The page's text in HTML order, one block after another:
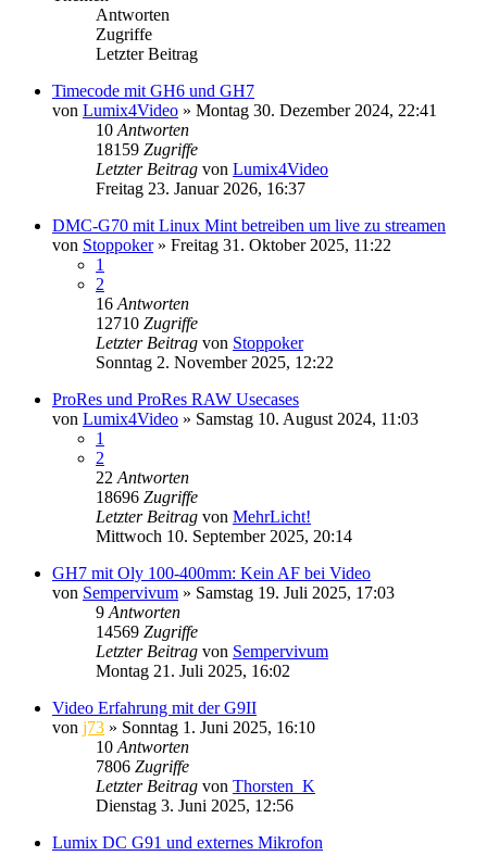
Antworten
Zugriffe
Letzter Beitrag
Timecode mit GH6 und GH7
von Lumix4Video » Montag 30. Dezember 2024, 22:41
10 Antworten
18159 Zugriffe
Letzter Beitrag von Lumix4Video
Freitag 23. Januar 2026, 16:37
DMC-G70 mit Linux Mint betreiben um live zu streamen
von Stoppoker» Freitag 31. Oktober 2025, 11:22
1
2
16 Antworten
12710 Zugriffe
Letzter Beitrag von Stoppoker
Sonntag 2. November 2025, 12:22
ProRes und ProRes RAW Usecases
von Lumix4Video » Samstag 10. August 2024, 11:03
1
2
22 Antworten
18696 Zugriffe
Letzter Beitrag von MehrLicht!
Mittwoch 10. September 2025, 20:14
GH7 mit Oly 100-400mm: Kein AF bei Video
von Sempervivum » Samstag 19. Juli 2025, 17:03
9 Antworten
14569 Zugriffe
Letzter Beitrag von Sempervivum
Montag 21. Juli 2025, 16:02
Video Erfahrung mit der G9II
von j73 » Sonntag 1. Juni 2025, 16:10
10 Antworten
7806 Zugriffe
Letzter Beitrag von Thorsten_K
Dienstag 3. Juni 2025, 12:56
Lumix DC G91 und externes Mikrofon